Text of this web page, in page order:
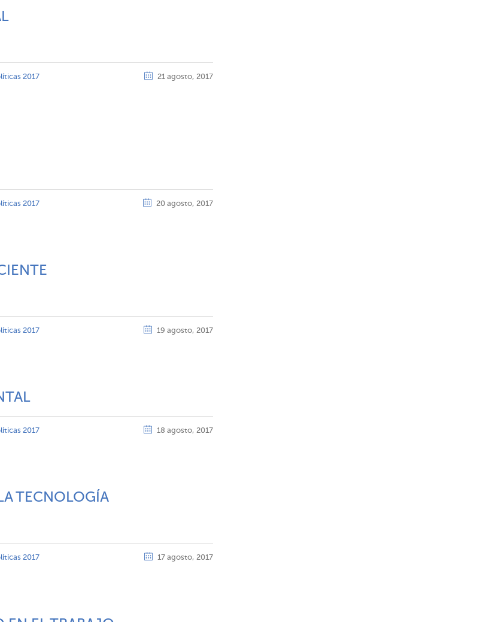
21 agosto, 2017
2017
20 agosto, 2017
2017
19 agosto, 2017
2017
18 agosto, 2017
2017
TECNOLOGÍA
17 agosto, 2017
2017